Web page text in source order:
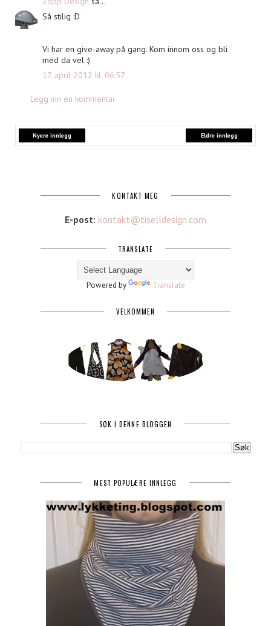
Så stilig :D
Vi har en give-away på gang. Kom innom oss og bli
med da vel :)
17. april 2012 kl. 06:57
Legg inn en kommentar
Nyere innlegg Eldre innlegg
KONTAKT MEG
E-post: kontakt@tiselldesign.com
TRANSLATE
Powered by Translate
VELKOMMEN
SØK I DENNE BLOGGEN
MEST POPULÆRE INNLEGG